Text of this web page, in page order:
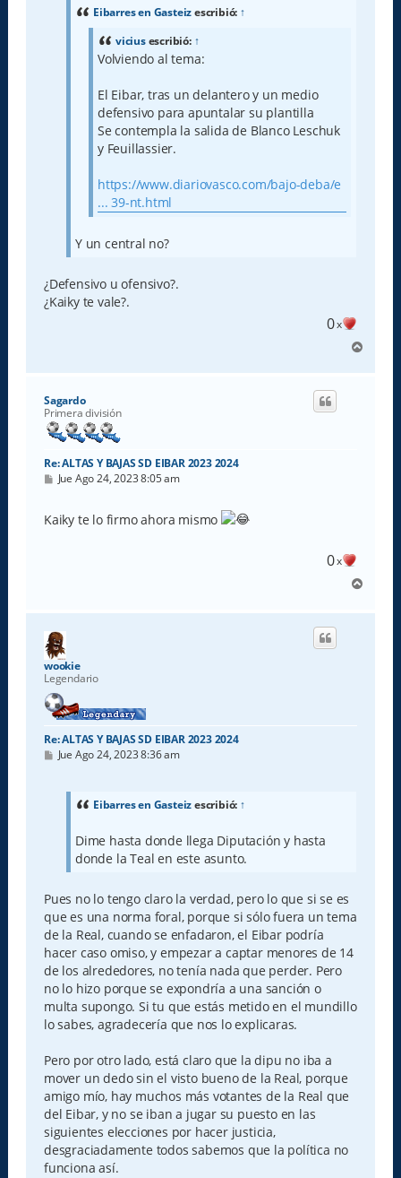
Eibarres en Gasteizescribió: ↑
viciusescribió: ↑
Volviendo al tema:
El Eibar, tras un delantero y un medio
defensivo para apuntalar su plantilla
Se contempla la salida de Blanco Leschuk
y Feuillassier.
https://www.diariovasco.com/bajo-deba/e
... 39-nt.html
Y un central no?
¿Defensivo u ofensivo?.
¿Kaiky te vale?.
0x
r
Sagardo
Primera división
Re: ALTAS Y BAJAS SD EIBAR 2023 2024
M
s
a
Jue Ago 24, 2023 8:05 am
Kaiky te lo firmo ahora mismo
0x
r
wookie
Legendario
Re: ALTAS Y BAJAS SD EIBAR 2023 2024
M
Jue Ago 24, 2023 8:36 am
Eibarres en Gasteizescribió: ↑
Dime hasta donde llega Diputación y hasta
donde la Teal en este asunto.
Pues no lo tengo claro la verdad, pero lo que si se es
que es una norma foral, porque si sólo fuera un tema
de la Real, cuando se enfadaron, el Eibar podría
hacer caso omiso, y empezar a captar menores de 14
de los alrededores, no tenía nada que perder. Pero
no lo hizo porque se expondría a una sanción o
multa supongo. Si tu que estás metido en el mundillo
lo sabes, agradecería que nos lo explicaras.
Pero por otro lado, está claro que la dipu no iba a
mover un dedo sin el visto bueno de la Real, porque
amigo mío, hay muchos más votantes de la Real que
del Eibar, y no se iban a jugar su puesto en las
siguientes elecciones por hacer justicia,
desgraciadamente todos sabemos que la política no
funciona así.